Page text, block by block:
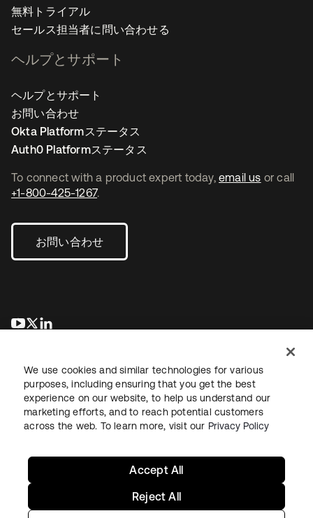
To connect with a product expert today, email us or call
+1-800-425-1267.
お問い合わせ
新しいタブで開く
新しいタブで開く
無料トライアル
セールス担当者に問い合わせる
ヘルプとサポート
ヘルプとサポート
お問い合わせ
Okta Platformステータス
Auth0 Platformステータス
法務プライバシーポリシーサイト利用規約セキュリティ
We use cookies and similar technologies for various
purposes, including ensuring that you get the best
experience on our website, to help us understand our
marketing efforts, and to reach potential customers
across the web. To learn more, visit our Privacy Policy
Reject All
Accept All